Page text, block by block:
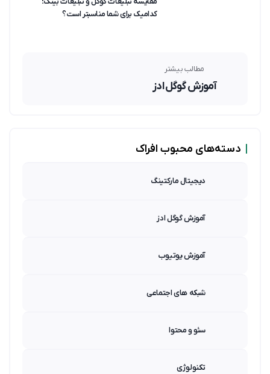
کدامیک برای شما مناسبتر است؟
مطالب بیشتر
آموزش گوگل ادز
دسته‌های محبوب افراک
دیجیتال مارکتینگ
آموزش گوگل ادز
آموزش یوتیوب
شبکه های اجتماعی
سئو و محتوا
تکنولوژی